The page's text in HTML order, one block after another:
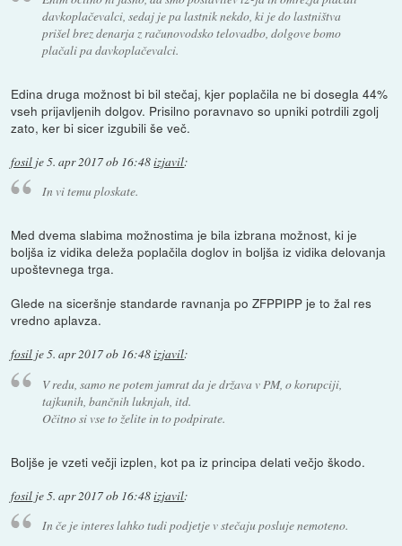
davkoplačevalci, sedaj je pa lastnik nekdo, ki je do lastništva
prišel brez denarja z računovodsko telovadbo, dolgove bomo
plačali pa davkoplačevalci.
Edina druga možnost bi bil stečaj, kjer poplačila ne bi dosegla 44%
vseh prijavljenih dolgov. Prisilno poravnavo so upniki potrdili zgolj
zato, ker bi sicer izgubili še več.
fosil je5. apr 2017 ob 16:48izjavil:
In vi temu ploskate.
Med dvema slabima možnostima je bila izbrana možnost, ki je
boljša iz vidika deleža poplačila doglov in boljša iz vidika delovanja
upoštevnega trga.
Glede na siceršnje standarde ravnanja po ZFPPIPP je to žal res
vredno aplavza.
fosil je5. apr 2017 ob 16:48izjavil:
V redu, samo ne potem jamrat da je država v PM, o korupciji,
tajkunih, bančnih luknjah, itd.
Očitno si vse to želite in to podpirate.
Boljše je vzeti večji izplen, kot pa iz principa delati večjo škodo.
fosil je5. apr 2017 ob 16:48izjavil:
In če je interes lahko tudi podjetje v stečaju posluje nemoteno.